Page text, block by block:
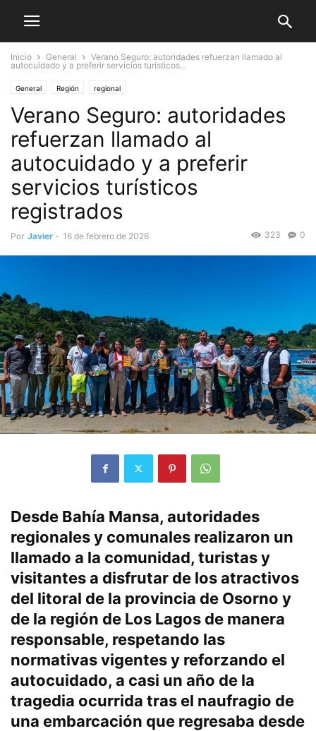
Inicio General
Verano Seguro: autoridades refuerzan llamado al
autocuidado y a preferir servicios turísticos...
General Región regional
Verano Seguro: autoridades
refuerzan llamado al
autocuidado y a preferir
servicios turísticos
registrados
Por Javier - 16 de febrero de 2026 0
323
Desde Bahía Mansa, autoridades
regionales y comunales realizaron un
llamado a la comunidad, turistas y
visitantes a disfrutar de los atractivos
del litoral de la provincia de Osorno y
de la región de Los Lagos de manera
responsable, respetando las
normativas vigentes y reforzando el
autocuidado, a casi un año de la
tragedia ocurrida tras el naufragio de
una embarcación que regresaba desde